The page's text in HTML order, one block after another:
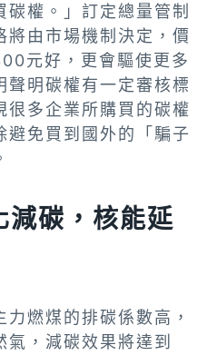
碳權。」訂定總量管制
將由市場機制決定，價
元好，更會驅使更多
聲明碳權有一定審核標
很多企業所購買的碳權
避免買到國外的「騙子
減碳，核能延
燃煤的排碳係數高，
，減碳效果將達到